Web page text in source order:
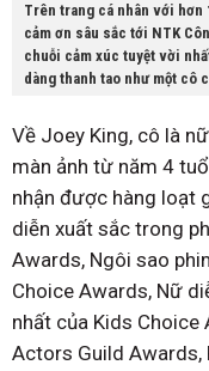
Trên trang cá nhân với
cảm ơn sâu sắc tới NTK
chuỗi cảm xúc tuyệt vời
dàng thanh tao như một cô
Về Joey King, cô là
màn ảnh từ năm 4
nhận được hàng loạt
diễn xuất sắc trong
Awards, Ngôi sao
Choice Awards, Nữ
nhất của Kids Choice
Actors Guild Awards,